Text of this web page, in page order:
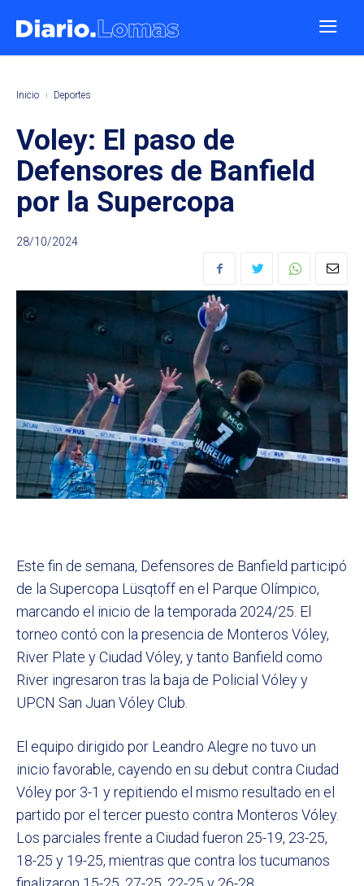
Inicio Deportes
Voley: El paso de
Defensores de Banfield
por la Supercopa
28/10/2024
Este fin de semana, Defensores de Banfield participó
de la Supercopa Lüsqtoff en el Parque Olímpico,
marcando el inicio de la temporada 2024/25. El
torneo contó con la presencia de Monteros Vóley,
River Plate y Ciudad Vóley, y tanto Banfield como
River ingresaron tras la baja de Policial Vóley y
UPCN San Juan Vóley Club.
El equipo dirigido por Leandro Alegre no tuvo un
inicio favorable, cayendo en su debut contra Ciudad
Vóley por 3-1 y repitiendo el mismo resultado en el
partido por el tercer puesto contra Monteros Vóley.
Los parciales frente a Ciudad fueron 25-19, 23-25,
18-25 y 19-25, mientras que contra los tucumanos